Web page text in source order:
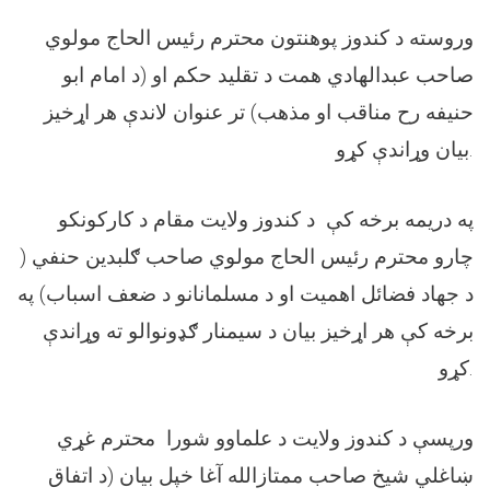
وروسته د کندوز پوهنتون محترم رئیس الحاج مولوي
صاحب عبدالهادي همت د تقلید حکم او (د امام ابو
حنیفه رح مناقب او مذهب) تر عنوان لاندې هر اړخیز
بیان وړاندې کړو.
په دریمه برخه کې د کندوز ولایت مقام د کارکونکو
چارو محترم رئیس الحاج مولوي صاحب ګلبدین حنفي (
د جهاد فضائل اهمیت او د مسلمانانو د ضعف اسباب) په
برخه کې هر اړخیز بیان د سیمنار ګډونوالو ته وړاندې
کړو.
ورپسې د کندوز ولایت د علماوو شورا محترم غړي
ښاغلي شیخ صاحب ممتازالله آغا خپل بیان (د اتفاق